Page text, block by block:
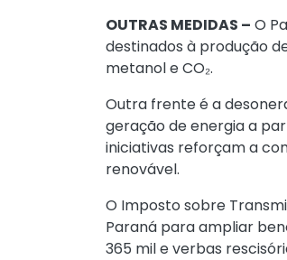
OUTRAS MEDIDAS – O
destinados à produção
metanol e CO₂.
Outra frente é a
geração de energia a
iniciativas reforçam a
renovável.
O Imposto sobre
Paraná para ampliar
365 mil e verbas